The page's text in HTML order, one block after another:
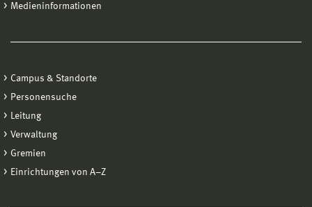
Medieninformationen
Campus & Standorte
Personensuche
Leitung
Verwaltung
Gremien
Einrichtungen von A−Z